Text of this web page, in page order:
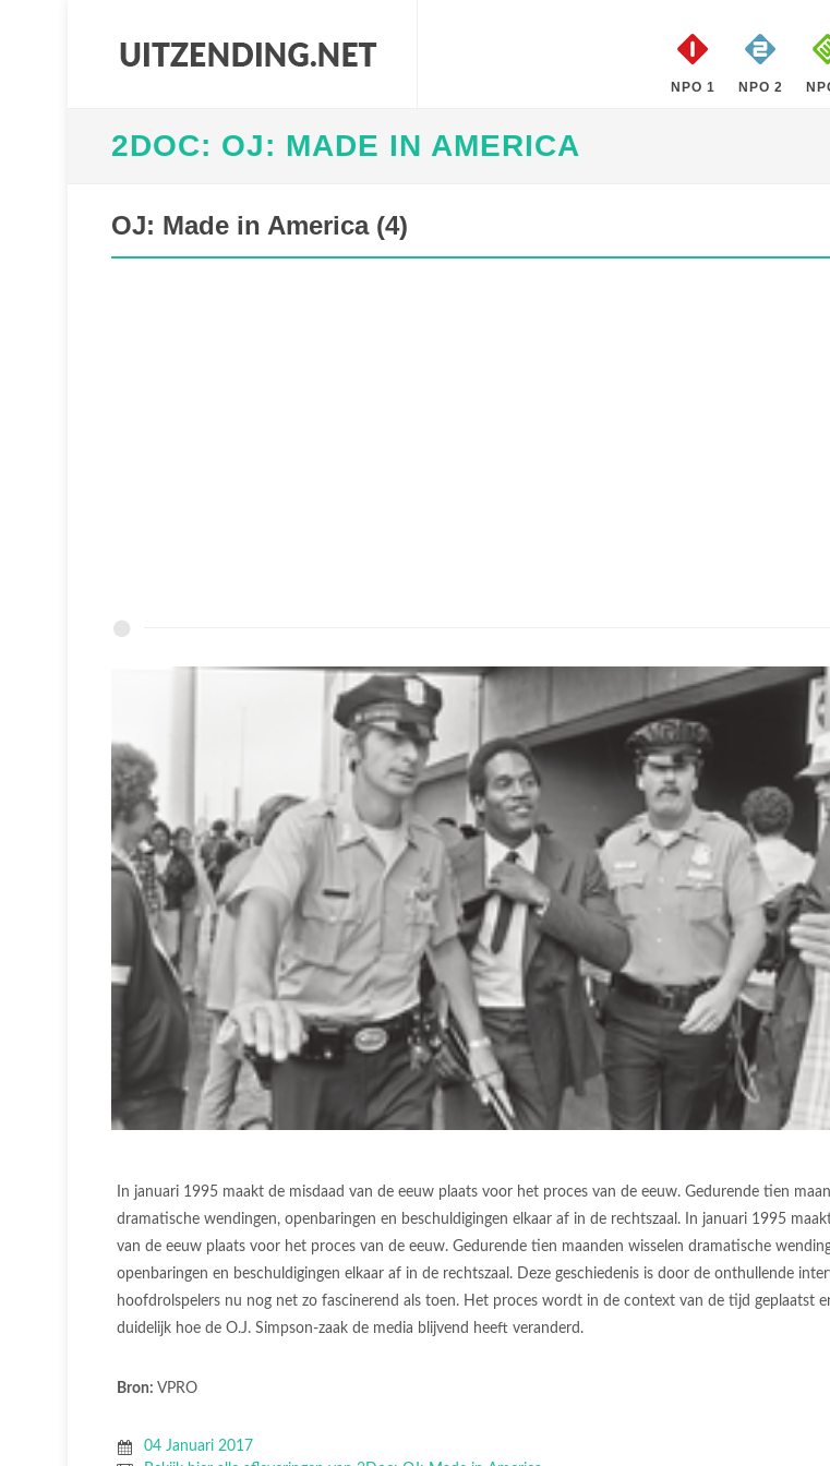
NPO 1 NPO 2
2DOC: OJ: MADE IN AMERICA
OJ: Made in America (4)
In januari 1995 maakt de misdaad van de eeuw plaats voor het proces van de eeuw. Gedurende tien
dramatische wendingen, openbaringen en beschuldigingen elkaar af in de rechtszaal. In januari 1995
van de eeuw plaats voor het proces van de eeuw. Gedurende tien maanden wisselen dramatische
openbaringen en beschuldigingen elkaar af in de rechtszaal. Deze geschiedenis is door de onthullende
hoofdrolspelers nu nog net zo fascinerend als toen. Het proces wordt in de context van de tijd geplaatst
duidelijk hoe de O.J. Simpson-zaak de media blijvend heeft veranderd.
Bron: VPRO
04 Januari 2017